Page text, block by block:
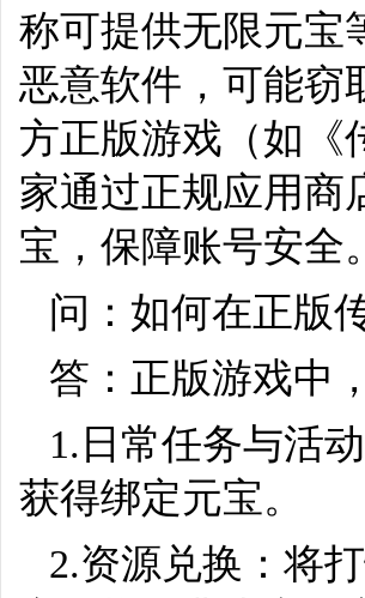
称可提供无限元宝
恶意软件，可能窃
方正版游戏（如《
家通过正规应用商
宝，保障账号安全。
问：如何在正版
答：正版游戏中
1.日常任务与活
获得绑定元宝。
2.资源兑换：将